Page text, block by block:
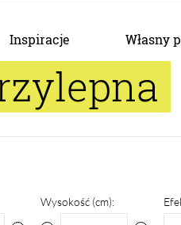
Inspiracje Własny
Wysokość (cm):